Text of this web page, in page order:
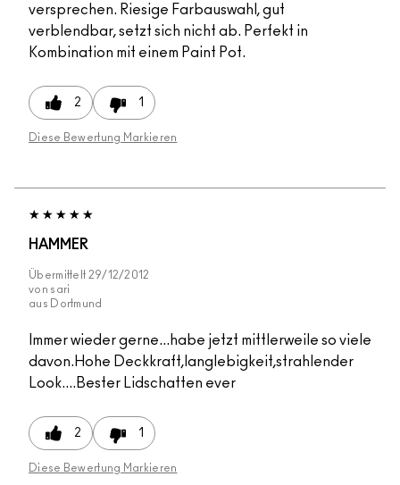
versprechen. Riesige Farbauswahl, gut
verblendbar, setzt sich nicht ab. Perfekt in
Kombination mit einem Paint Pot.
2 1
Diese Bewertung Markieren
HAMMER
Übermittelt 29/12/2012
von sari
aus
Dortmund
Immer wieder gerne...habe jetzt mittlerweile so viele
davon.Hohe Deckkraft,langlebigkeit,strahlender
Look....Bester Lidschatten ever
2 1
Diese Bewertung Markieren